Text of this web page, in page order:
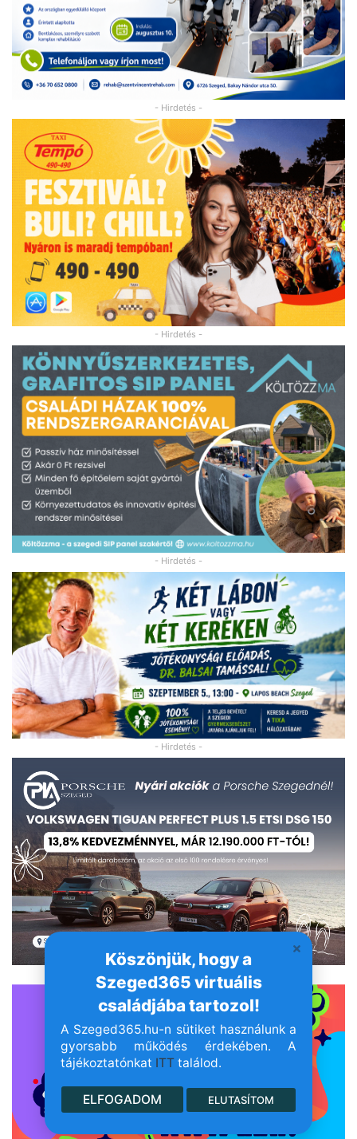
Köszönjük, hogy a
Szeged365 virtuális
családjába tartozol!
A Szeged365.hu-n sütiket használunk a
gyorsabb működés érdekében. A
tájékoztatónkat ITT találod.
ELFOGADOM ELUTASÍTOM
- Hirdetés -
- Hirdetés -
- Hirdetés -
- Hirdetés -
- Hirdetés -